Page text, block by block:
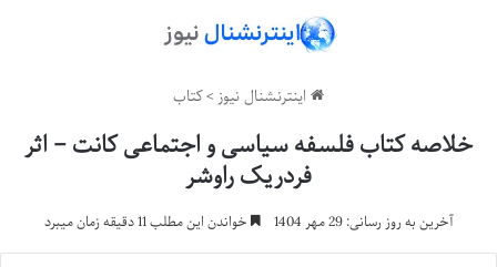
اینترنشنال نیوز>کتاب
خلاصه کتاب فلسفه سیاسی و اجتماعی کانت – اثر
فردریک راوشر
آخرین به روز رسانی: 29 مهر 1404 خواندن این مطلب 11 دقیقه زمان میبرد